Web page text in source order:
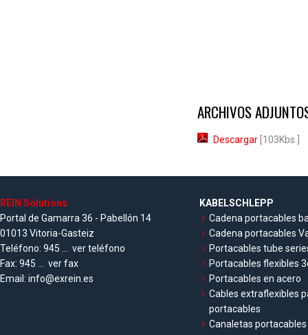
ARCHIVOS
Descargar [103Kbs.]
REIN Solutions
Portal de Gamarra 36 - Pabellón 14
01013 Vitoria-Gasteiz
Teléfono: 945 ... ver teléfono
Fax: 945 ... ver fax
Email: info@exrein.es
KABELSCHLEPP
Cadena portacables
Cadena portacables
Portacables tube
Portacables flexibles
Portacables en acero
Cables extraflexibles
portacables
Canaletas